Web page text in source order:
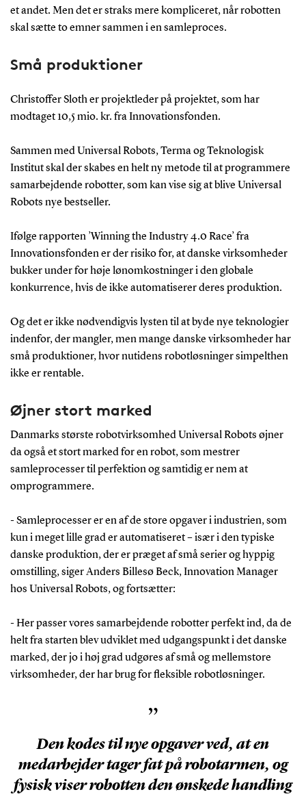
et andet. Men det er straks mere kompliceret, når robotten
skal sætte to emner sammen i en samleproces.
Små produktioner
Christoffer Sloth er projektleder på projektet, som har
modtaget 10,5 mio. kr. fra Innovationsfonden.
Sammen med Universal Robots, Terma og Teknologisk
Institut skal der skabes en helt ny metode til at programmere
samarbejdende robotter, som kan vise sig at blive Universal
Robots nye bestseller.
Ifølge rapporten ’Winning the Industry 4.0 Race’ fra
Innovationsfonden er der risiko for, at danske virksomheder
bukker under for høje lønomkostninger i den globale
konkurrence, hvis de ikke automatiserer deres produktion.
Og det er ikke nødvendigvis lysten til at byde nye teknologier
indenfor, der mangler, men mange danske virksomheder har
små produktioner, hvor nutidens robotløsninger simpelthen
ikke er rentable.
Øjner stort marked
Danmarks største robotvirksomhed Universal Robots øjner
da også et stort marked for en robot, som mestrer
samleprocesser til perfektion og samtidig er nem at
omprogrammere.
- Samleprocesser er en af de store opgaver i industrien, som
kun i meget lille grad er automatiseret – især i den typiske
danske produktion, der er præget af små serier og hyppig
omstilling, siger Anders Billesø Beck, Innovation Manager
hos Universal Robots, og fortsætter:
- Her passer vores samarbejdende robotter perfekt ind, da de
helt fra starten blev udviklet med udgangspunkt i det danske
marked, der jo i høj grad udgøres af små og mellemstore
virksomheder, der har brug for fleksible robotløsninger.
”
Den kodes til nye opgaver ved, at en
medarbejder tager fat på robotarmen, og
fysisk viser robotten den ønskede handling